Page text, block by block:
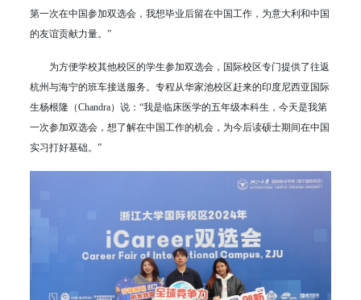
第一次在中国参加双选会，我想毕业后留在中国工作，为意大利和中国
的友谊贡献力量。”
为方便学校其他校区的学生参加双选会，国际校区专门提供了往返
杭州与海宁的班车接送服务。专程从华家池校区赶来的印度尼西亚国际
生杨根隆（Chandra）说：“我是临床医学的五年级本科生，今天是我第
一次参加双选会，想了解在中国工作的机会，为今后读硕士期间在中国
实习打好基础。”